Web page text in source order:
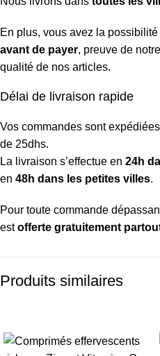
En plus, vous avez la possibilité
avant de payer, preuve de
qualité de nos articles.
Délai de livraison rapide
Vos commandes sont
de 25dhs.
La livraison s’effectue en 24h
en 48h dans les petites villes.
Pour toute commande
estofferte gratuitement
Produits similaires